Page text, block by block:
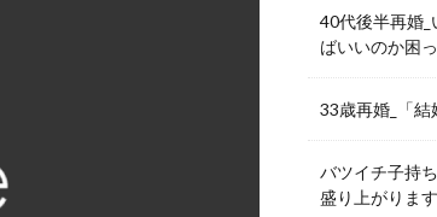
40代後半再婚
ばいいのか困
33歳再婚_「結
バツイチ子持
盛り上がりま